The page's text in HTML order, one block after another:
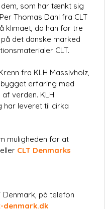
som har tænkt sig
Thomas Dahl fra CLT
klimaet, da han for tre
det danske marked
CLT.
fra KLH Massivholz,
erfaring med
verden. KLH
har leveret til cirka
muligheden for at
eller CLT Denmarks
Denmark, på telefon
denmark.dk